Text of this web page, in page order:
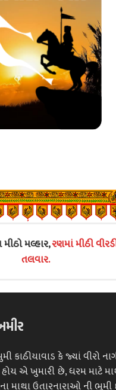
મલ્હાર,રણમાં મીઠી
તલવાર.
કાઠીયાવાડ કે જ્યાં વીરો
એ ખુમારી છે, ધરમ માટે
માથા ઉતારનારાઓ ની ભુમી